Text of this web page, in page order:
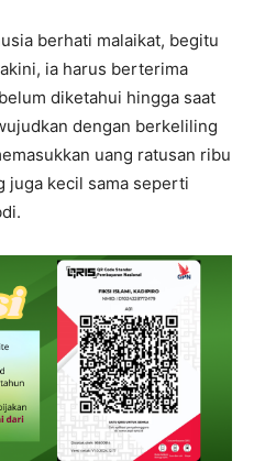
berhati malaikat, begitu
ia harus berterima
diketahui hingga saat
dengan berkeliling
uang ratusan ribu
juga kecil sama seperti